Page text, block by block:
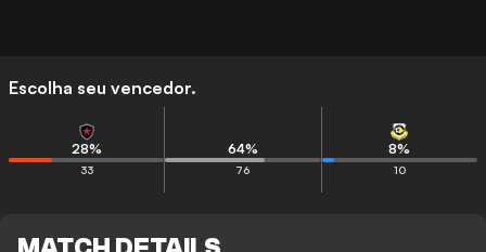
Escolha seu vencedor.
28%
33
64%
76
8%
10